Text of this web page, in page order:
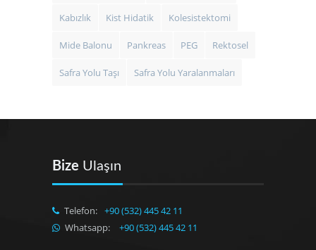
Kabızlık Kist Hidatik Kolesistektomi
Mide Balonu Pankreas PEG Rektosel
Safra Yolu Taşı Safra Yolu Yaralanmaları
Bize Ulaşın
Telefon: +90 (532) 445 42 11
Whatsapp:
+90 (532) 445 42 11